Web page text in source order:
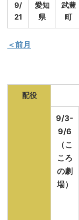
9/
21
愛知
県
武豊
町
＜前月
配役
9/3-
9/6
（こ
ころ
の劇
場）